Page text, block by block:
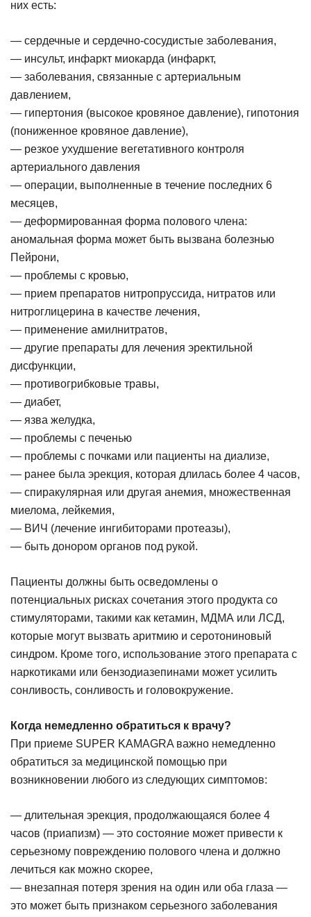
них есть:
— сердечные и сердечно-сосудистые заболевания,
— инсульт, инфаркт миокарда (инфаркт,
— заболевания, связанные с артериальным
давлением,
— гипертония (высокое кровяное давление), гипотония
(пониженное кровяное давление),
— резкое ухудшение вегетативного контроля
артериального давления
— операции, выполненные в течение последних 6
месяцев,
— деформированная форма полового члена:
аномальная форма может быть вызвана болезнью
Пейрони,
— проблемы с кровью,
— прием препаратов нитропруссида, нитратов или
нитроглицерина в качестве лечения,
— применение амилнитратов,
— другие препараты для лечения эректильной
дисфункции,
— противогрибковые травы,
— диабет,
— язва желудка,
— проблемы с печенью
— проблемы с почками или пациенты на диализе,
— ранее была эрекция, которая длилась более 4 часов,
— спиракулярная или другая анемия, множественная
миелома, лейкемия,
— ВИЧ (лечение ингибиторами протеазы),
— быть донором органов под рукой.
Пациенты должны быть осведомлены о
потенциальных рисках сочетания этого продукта со
стимуляторами, такими как кетамин, МДМА или ЛСД,
которые могут вызвать аритмию и серотониновый
синдром. Кроме того, использование этого препарата с
наркотиками или бензодиазепинами может усилить
сонливость, сонливость и головокружение.
Когда немедленно обратиться к врачу?
При приеме SUPER KAMAGRA важно немедленно
обратиться за медицинской помощью при
возникновении любого из следующих симптомов:
— длительная эрекция, продолжающаяся более 4
часов (приапизм) — это состояние может привести к
серьезному повреждению полового члена и должно
лечиться как можно скорее,
— внезапная потеря зрения на один или оба глаза —
это может быть признаком серьезного заболевания